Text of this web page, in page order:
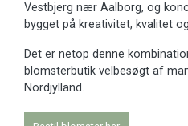
Vestbjerg nær Aalborg, og
bygget på kreativitet, kvalitet
Det er netop denne
blomsterbutik velbesøgt af
Nordjylland.